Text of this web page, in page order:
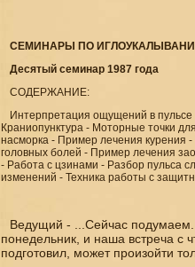
СЕМИНАРЫ ПО
Десятый семинар 1987 года
СОДЕРЖАНИЕ:
Интерпретация ощущений в пульсе
Краниопунктура - Моторные точки
насморка - Пример лечения курения
головных болей - Пример лечения
- Работа с цзинами - Разбор пульса
изменений - Техника работы с
Ведущий - ...Сейчас подумаем.
понедельник, и наша встреча с
подготовил, может произойти